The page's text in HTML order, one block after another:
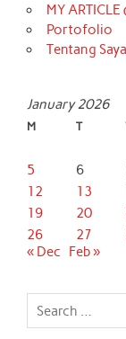
MY
Portofolio
Tentang Saya
January 2026
M T
5
6
12
13
19
20
26
27
« Dec
Feb »